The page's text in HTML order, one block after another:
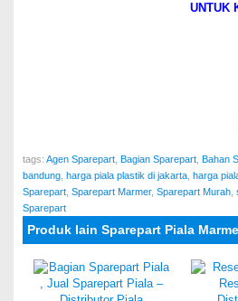
UNTUK
tags: Agen Sparepart Bagian Sparepart Bahan
bandung harga piala plastik di jakarta harga
Sparepart Sparepart Marmer, Sparepart Murah
Sparepart
Produk lain Sparepart Piala